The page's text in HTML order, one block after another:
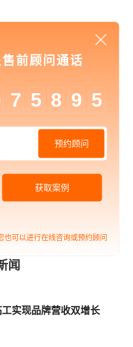
商务订单管理的要点
哪些
业为什么要用定制化平台？
闻
实现品牌营收双增长
前顾问通话
7 5 8 9 5
预约顾问
获取案例
也可以进行在线咨询或预约顾问